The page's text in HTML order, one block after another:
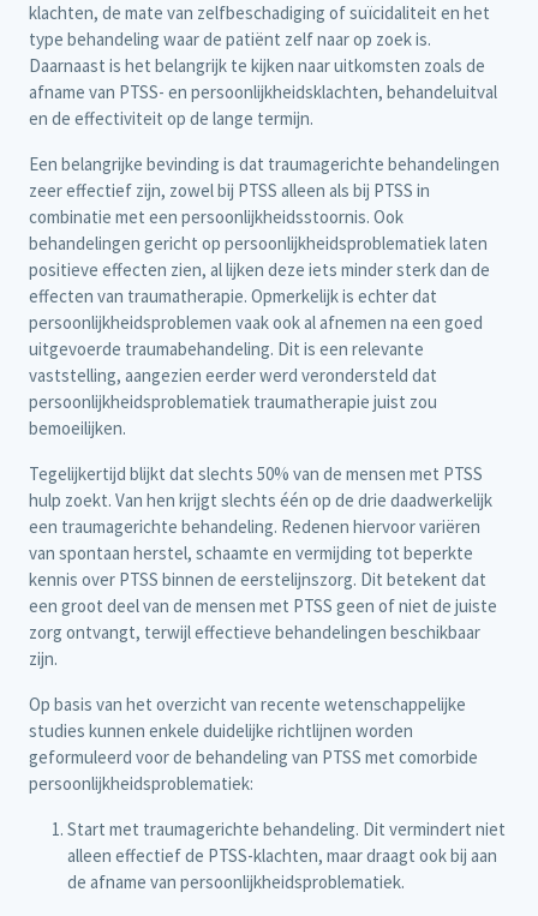
klachten, de mate van zelfbeschadiging of suïcidaliteit en het
type behandeling waar de patiënt zelf naar op zoek is.
Daarnaast is het belangrijk te kijken naar uitkomsten zoals de
afname van PTSS- en persoonlijkheidsklachten, behandeluitval
en de effectiviteit op de lange termijn.
Een belangrijke bevinding is dat traumagerichte behandelingen
zeer effectief zijn, zowel bij PTSS alleen als bij PTSS in
combinatie met een persoonlijkheidsstoornis. Ook
behandelingen gericht op persoonlijkheidsproblematiek laten
positieve effecten zien, al lijken deze iets minder sterk dan de
effecten van traumatherapie. Opmerkelijk is echter dat
persoonlijkheidsproblemen vaak ook al afnemen na een goed
uitgevoerde traumabehandeling. Dit is een relevante
vaststelling, aangezien eerder werd verondersteld dat
persoonlijkheidsproblematiek traumatherapie juist zou
bemoeilijken.
Tegelijkertijd blijkt dat slechts 50% van de mensen met PTSS
hulp zoekt. Van hen krijgt slechts één op de drie daadwerkelijk
een traumagerichte behandeling. Redenen hiervoor variëren
van spontaan herstel, schaamte en vermijding tot beperkte
kennis over PTSS binnen de eerstelijnszorg. Dit betekent dat
een groot deel van de mensen met PTSS geen of niet de juiste
zorg ontvangt, terwijl effectieve behandelingen beschikbaar
zijn.
Op basis van het overzicht van recente wetenschappelijke
studies kunnen enkele duidelijke richtlijnen worden
geformuleerd voor de behandeling van PTSS met comorbide
persoonlijkheidsproblematiek:
Start met traumagerichte behandeling. Dit vermindert niet
alleen effectief de PTSS-klachten, maar draagt ook bij aan
de afname van persoonlijkheidsproblematiek.